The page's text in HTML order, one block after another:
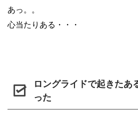
あっ。。
心当たりある・・・
ロングライドで起きたあ
った